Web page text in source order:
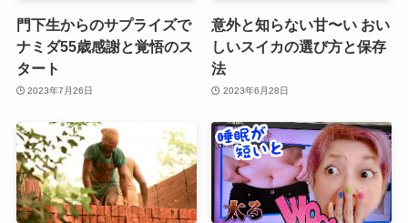
門下生からのサプライズで
ナミダ55歳感謝と覚悟のス
タート
2023年7月26日
意外と知らない甘〜い おい
しいスイカの選び方と保存
法
2023年6月28日